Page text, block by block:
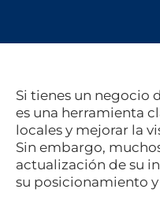
Si tienes un negocio
es una herramienta
locales y mejorar la
Sin embargo,
actualización de su
su posicionamiento